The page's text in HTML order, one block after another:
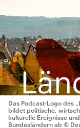
Das Podcast-Logo des
bildet politische,
kulturelle Ereignisse
Bundesländern ab ©